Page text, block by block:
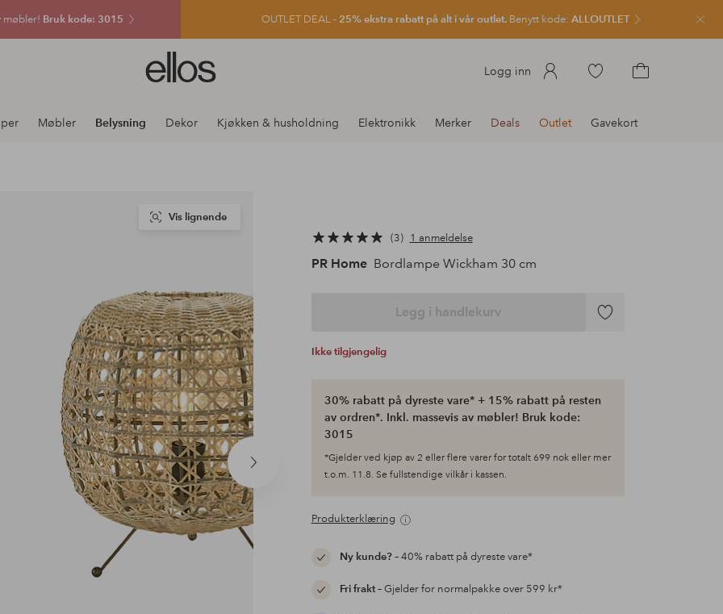
møbler! Bruk kode: 3015 OUTLET DEAL - 25% ekstra rabatt på alt i vår outlet. Benytt kode: ALLOUTLET Lukk
Ellos
logo
gå
Logg inn
Gå
produkterhandlekurven
Møbler Belysning Dekor Kjøkken & husholdning Elektronikk Merker Deals Outlet Gavekort
Neste
Vis lignende
3
1 anmeldelse
PR Home Bordlampe Wickham 30 cm
Legg i handlekurv
Legg
Ikke tilgjengelig
30% rabatt på dyreste vare* + 15% rabatt på resten
av ordren*. Inkl. massevis av møbler! Bruk kode:
3015
*Gjelder ved kjøp av 2 eller flere varer for totalt 699 nok eller mer
t.o.m. 11.8. Se fullstendige vilkår i kassen.
Produkterklæring
Ny kunde?– 40% rabatt på dyreste vare*
Fri frakt– Gjelder for normalpakke over 599 kr*